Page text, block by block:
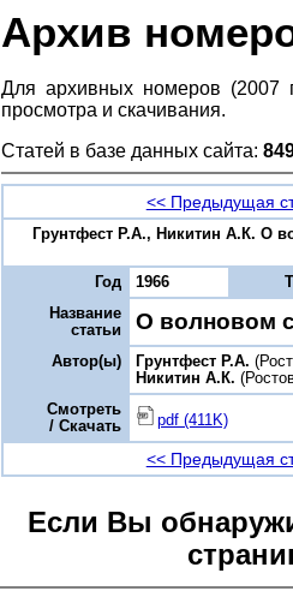
Архив
Для архивных номеров (2007
просмотра и скачивания.
Статей в базе данных сайта:
<< Предыдущая
Грунтфест Р.А., Никитин А.К. О
Год 1966
Название
статьи
О волновом
Автор(ы) Грунтфест Р.А.
Никитин А.К.
Смотреть
/ Скачать
pdf (411K)
<< Предыдущая
Если Вы